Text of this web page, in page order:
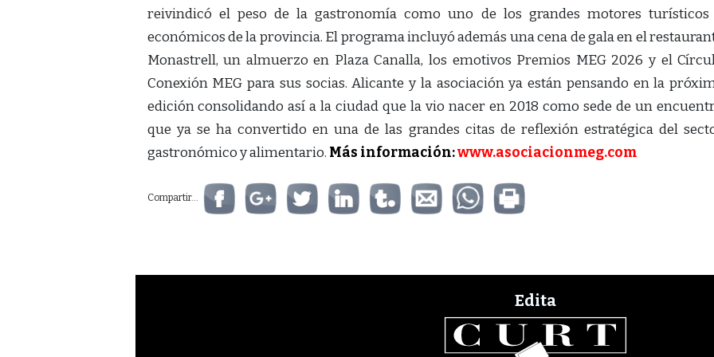
reivindicó el peso de la gastronomía como uno de los grandes motores
económicos de la provincia. El programa incluyó además una cena de gala en el
Monastrell, un almuerzo en Plaza Canalla, los emotivos Premios MEG 2026 y el
Conexión MEG para sus socias. Alicante y la asociación ya están pensando en la
edición consolidando así a la ciudad que la vio nacer en 2018 como sede de un
que ya se ha convertido en una de las grandes citas de reflexión estratégica del
gastronómico y alimentario. Más información:www.asociacionmeg.com
Compartir...
Edita